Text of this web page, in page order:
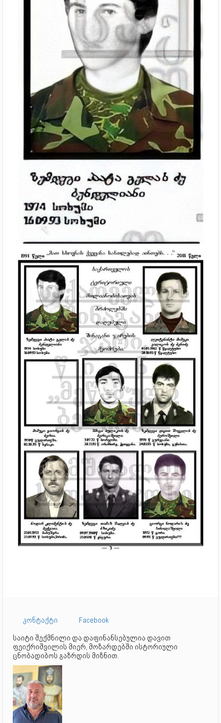
კონტაქტი
Facebook
საიტი შექმნილი და დაფინანსებულია დავით
ფეიქრიშვილის მიერ, მოზარდებში ისტორიული
ცნობადიბოს გაზრდის მიზნით.